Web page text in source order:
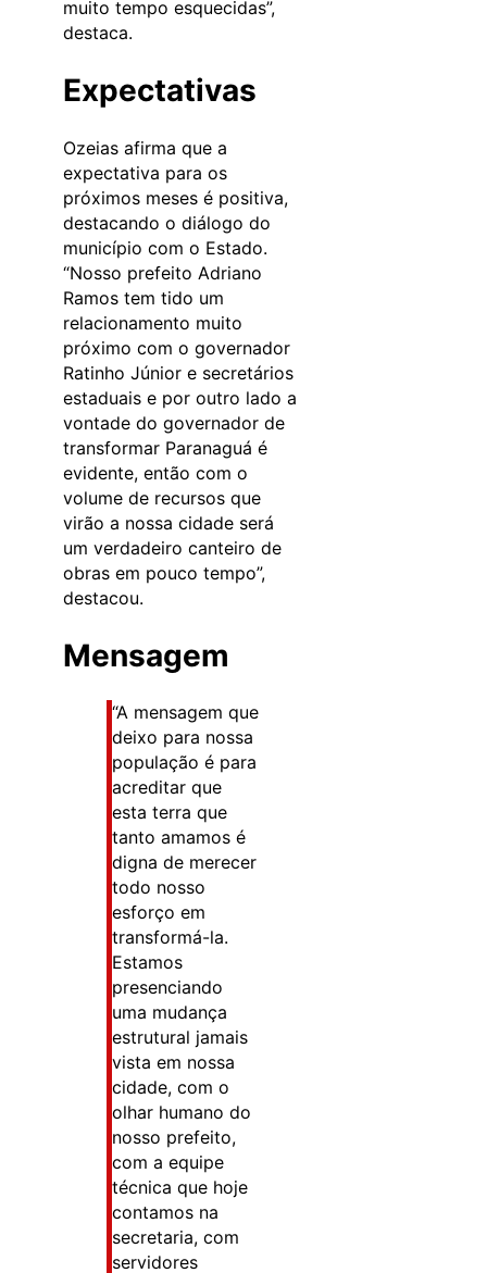
muito tempo esquecidas”,
destaca.
Expectativas
Ozeias afirma que a
expectativa para os
próximos meses é positiva,
destacando o diálogo do
município com o Estado.
“Nosso prefeito Adriano
Ramos tem tido um
relacionamento muito
próximo com o governador
Ratinho Júnior e secretários
estaduais e por outro lado a
vontade do governador de
transformar Paranaguá é
evidente, então com o
volume de recursos que
virão a nossa cidade será
um verdadeiro canteiro de
obras em pouco tempo”,
destacou.
Mensagem
“A mensagem que
deixo para nossa
população é para
acreditar que
esta terra que
tanto amamos é
digna de merecer
todo nosso
esforço em
transformá-la.
Estamos
presenciando
uma mudança
estrutural jamais
vista em nossa
cidade, com o
olhar humano do
nosso prefeito,
com a equipe
técnica que hoje
contamos na
secretaria, com
servidores